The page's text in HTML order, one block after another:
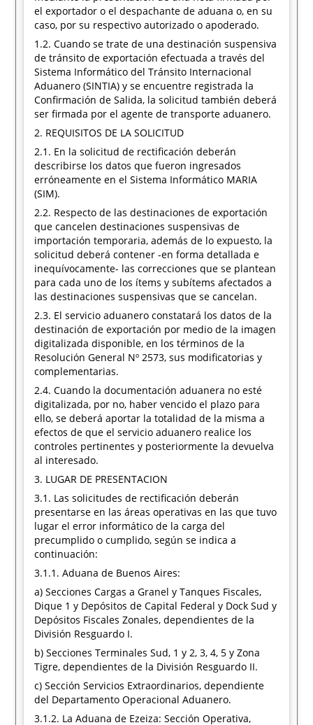
el exportador o el despachante de aduana o, en su
caso, por su respectivo autorizado o apoderado.
1.2. Cuando se trate de una destinación suspensiva
de tránsito de exportación efectuada a través del
Sistema Informático del Tránsito Internacional
Aduanero (SINTIA) y se encuentre registrada la
Confirmación de Salida, la solicitud también deberá
ser firmada por el agente de transporte aduanero.
2. REQUISITOS DE LA SOLICITUD
2.1. En la solicitud de rectificación deberán
describirse los datos que fueron ingresados
erróneamente en el Sistema Informático MARIA
(SIM).
2.2. Respecto de las destinaciones de exportación
que cancelen destinaciones suspensivas de
importación temporaria, además de lo expuesto, la
solicitud deberá contener -en forma detallada e
inequívocamente- las correcciones que se plantean
para cada uno de los ítems y subítems afectados a
las destinaciones suspensivas que se cancelan.
2.3. El servicio aduanero constatará los datos de la
destinación de exportación por medio de la imagen
digitalizada disponible, en los términos de la
Resolución General Nº 2573, sus modificatorias y
complementarias.
2.4. Cuando la documentación aduanera no esté
digitalizada, por no, haber vencido el plazo para
ello, se deberá aportar la totalidad de la misma a
efectos de que el servicio aduanero realice los
controles pertinentes y posteriormente la devuelva
al interesado.
3. LUGAR DE PRESENTACION
3.1. Las solicitudes de rectificación deberán
presentarse en las áreas operativas en las que tuvo
lugar el error informático de la carga del
precumplido o cumplido, según se indica a
continuación:
3.1.1. Aduana de Buenos Aires:
a) Secciones Cargas a Granel y Tanques Fiscales,
Dique 1 y Depósitos de Capital Federal y Dock Sud y
Depósitos Fiscales Zonales, dependientes de la
División Resguardo I.
b) Secciones Terminales Sud, 1 y 2, 3, 4, 5 y Zona
Tigre, dependientes de la División Resguardo II.
c) Sección Servicios Extraordinarios, dependiente
del Departamento Operacional Aduanero.
3.1.2. La Aduana de Ezeiza: Sección Operativa,